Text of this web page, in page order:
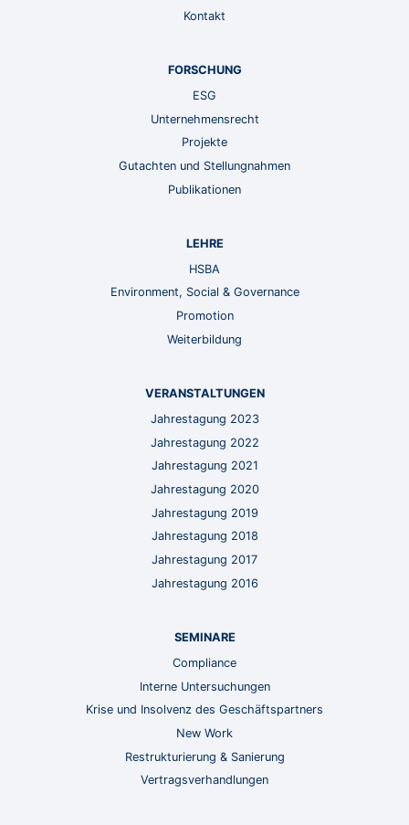
Kontakt
FORSCHUNG
ESG
Unternehmensrecht
Projekte
Gutachten und Stellungnahmen
Publikationen
LEHRE
HSBA
Environment, Social & Governance
Promotion
Weiterbildung
VERANSTALTUNGEN
Jahrestagung 2023
Jahrestagung 2022
Jahrestagung 2021
Jahrestagung 2020
Jahrestagung 2019
Jahrestagung 2018
Jahrestagung 2017
Jahrestagung 2016
SEMINARE
Compliance
Interne Untersuchungen
Krise und Insolvenz des Geschäftspartners
New Work
Restrukturierung & Sanierung
Vertragsverhandlungen